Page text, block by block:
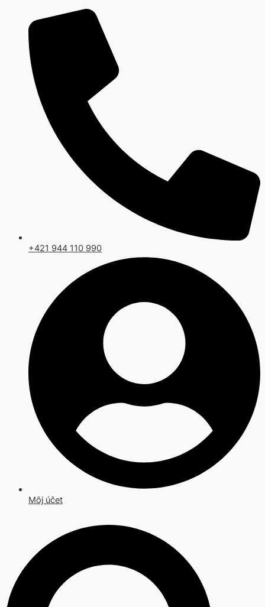
obsah
+421 944 110 990
Môj účet